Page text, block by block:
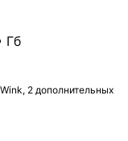
Гб
2 дополнительных